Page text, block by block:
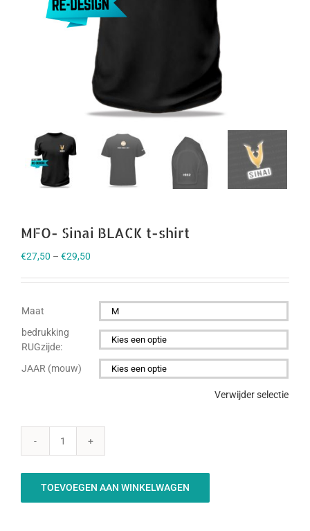
MFO- Sinai BLACK t-shirt
€27,50 – €29,50
Maat

bedrukking
RUGzijde:

JAAR (mouw)
Verwijder selectie
MFO-
BLACK
t-
shirt
TOEVOEGEN AAN WINKELWAGEN